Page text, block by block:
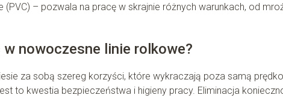
– pozwala na pracę w skrajnie różnych warunkach, od
nowoczesne linie rolkowe?
za sobą szereg korzyści, które wykraczają poza samą
to kwestia bezpieczeństwa i higieny pracy. Eliminacja